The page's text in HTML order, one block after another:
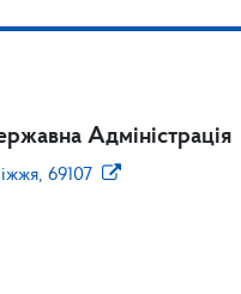
Адміністрація
69107